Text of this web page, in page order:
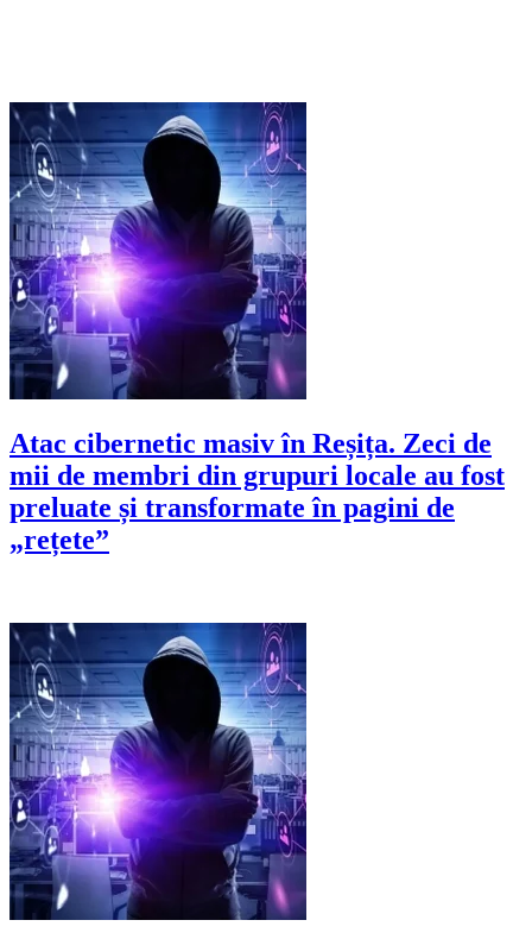
Atac cibernetic masiv în Reșița. Zeci de
mii de membri din grupuri locale au fost
preluate și transformate în pagini de
„rețete”